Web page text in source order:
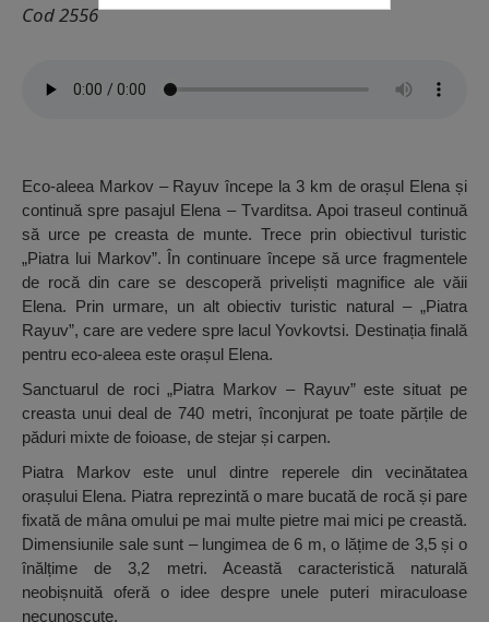
Cod 2556
Eco-aleea Markov – Rayuv începe la 3 km de orașul Elena și
continuă spre pasajul Elena – Tvarditsa. Apoi traseul continuă
să urce pe creasta de munte. Trece prin obiectivul turistic
„Piatra lui Markov”. În continuare începe să urce fragmentele
de rocă din care se descoperă priveliști magnifice ale văii
Elena. Prin urmare, un alt obiectiv turistic natural – „Piatra
Rayuv”, care are vedere spre lacul Yovkovtsi. Destinația finală
pentru eco-aleea este orașul Elena.
Sanctuarul de roci „Piatra Markov – Rayuv” este situat pe
creasta unui deal de 740 metri, înconjurat pe toate părțile de
păduri mixte de foioase, de stejar și carpen.
Piatra Markov este unul dintre reperele din vecinătatea
orașului Elena. Piatra reprezintă o mare bucată de rocă și pare
fixată de mâna omului pe mai multe pietre mai mici pe creastă.
Dimensiunile sale sunt – lungimea de 6 m, o lățime de 3,5 și o
înălțime de 3,2 metri. Această caracteristică naturală
neobișnuită oferă o idee despre unele puteri miraculoase
necunoscute.